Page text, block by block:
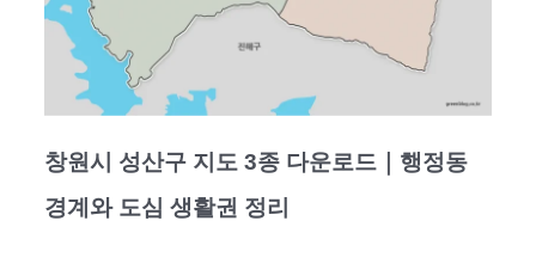
창원시 성산구 지도 3종 다운로드｜행정동
경계와 도심 생활권 정리